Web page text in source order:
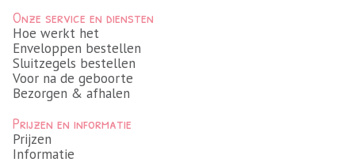
Onze service en diensten
Hoe werkt het
Enveloppen bestellen
Sluitzegels bestellen
Voor na de geboorte
Bezorgen & afhalen
Prijzen en informatie
Prijzen
Informatie